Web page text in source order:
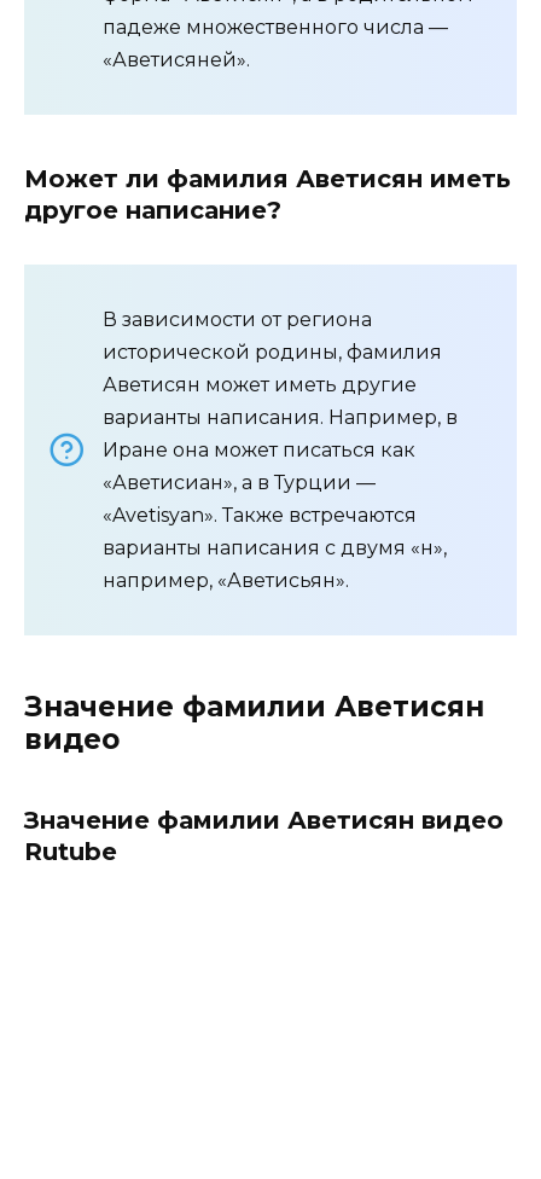
падеже множественного числа —
«Аветисяней».
Может ли фамилия Аветисян иметь
другое написание?
В зависимости от региона
исторической родины, фамилия
Аветисян может иметь другие
варианты написания. Например, в
Иране она может писаться как
«Аветисиан», а в Турции —
«Avetisyan». Также встречаются
варианты написания с двумя «н»,
например, «Аветисьян».
Значение фамилии Аветисян
видео
Значение фамилии Аветисян видео
Rutube